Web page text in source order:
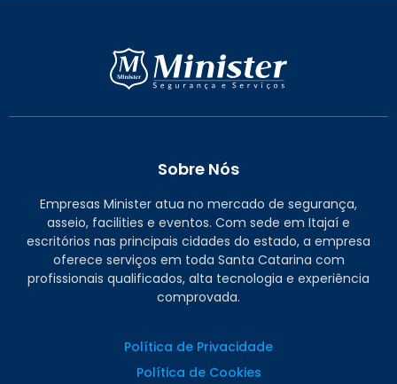
Sobre Nós
Empresas Minister atua no mercado de segurança,
asseio, facilities e eventos. Com sede em Itajaí e
escritórios nas principais cidades do estado, a empresa
oferece serviços em toda Santa Catarina com
profissionais qualificados, alta tecnologia e experiência
comprovada.
Política de Privacidade
Política de Cookies